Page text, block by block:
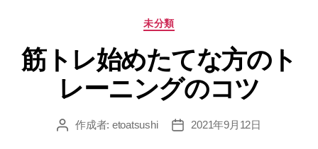
カ
ゴ
リ
ー
未分類
筋トレ始めたてな方のト
レーニングのコツ
投 作成者: etoatsushi
投
2021年9月12日